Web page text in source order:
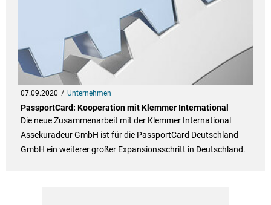
07.09.2020 Unternehmen
PassportCard: Kooperation mit Klemmer International
Die neue Zusammenarbeit mit der Klemmer International
Assekuradeur GmbH ist für die PassportCard Deutschland
GmbH ein weiterer großer Expansionsschritt in Deutschland.